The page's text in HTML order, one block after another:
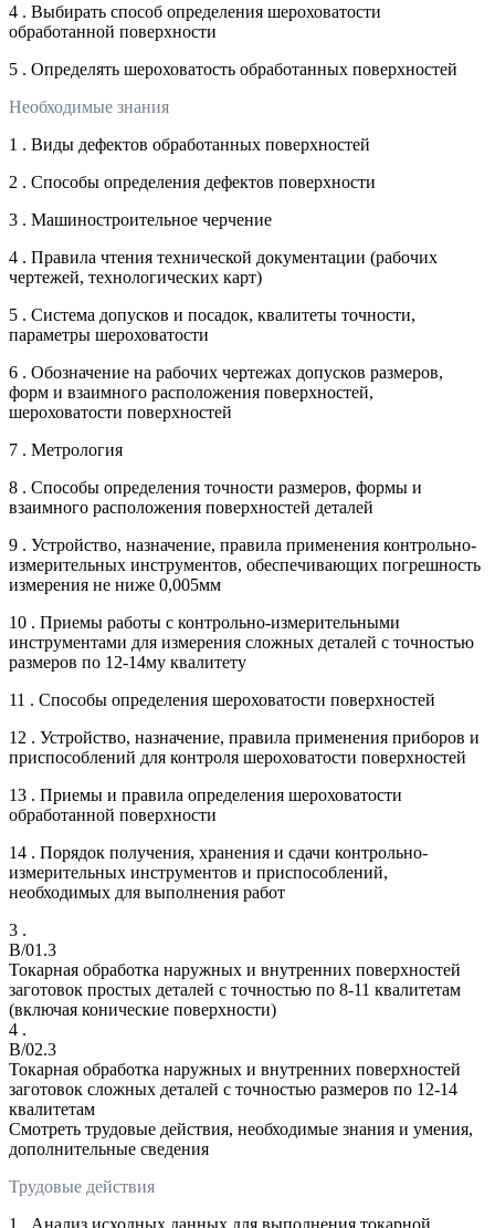
4 . Выбирать способ определения шероховатости
обработанной поверхности
5 . Определять шероховатость обработанных поверхностей
Необходимые знания
1 . Виды дефектов обработанных поверхностей
2 . Способы определения дефектов поверхности
3 . Машиностроительное черчение
4 . Правила чтения технической документации (рабочих
чертежей, технологических карт)
5 . Система допусков и посадок, квалитеты точности,
параметры шероховатости
6 . Обозначение на рабочих чертежах допусков размеров,
форм и взаимного расположения поверхностей,
шероховатости поверхностей
7 . Метрология
8 . Способы определения точности размеров, формы и
взаимного расположения поверхностей деталей
9 . Устройство, назначение, правила применения контрольно-
измерительных инструментов, обеспечивающих погрешность
измерения не ниже 0,005мм
10 . Приемы работы с контрольно-измерительными
инструментами для измерения сложных деталей с точностью
размеров по 12-14му квалитету
11 . Способы определения шероховатости поверхностей
12 . Устройство, назначение, правила применения приборов и
приспособлений для контроля шероховатости поверхностей
13 . Приемы и правила определения шероховатости
обработанной поверхности
14 . Порядок получения, хранения и сдачи контрольно-
измерительных инструментов и приспособлений,
необходимых для выполнения работ
3 .
B/01.3
Токарная обработка наружных и внутренних поверхностей
заготовок простых деталей с точностью по 8-11 квалитетам
(включая конические поверхности)
4 .
B/02.3
Токарная обработка наружных и внутренних поверхностей
заготовок сложных деталей с точностью размеров по 12-14
квалитетам
Смотреть трудовые действия, необходимые знания и умения,
дополнительные сведения
Трудовые действия
1 . Анализ исходных данных для выполнения токарной